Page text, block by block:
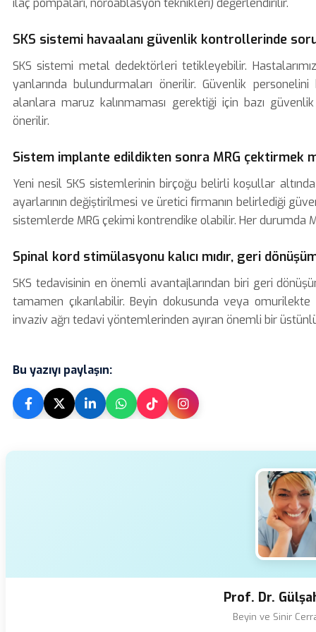
ilaç pompaları, nöroablasyon teknikleri) değerlendirilir.
SKS sistemi havaalanı güvenlik kontrollerinde
SKS sistemi metal dedektörleri tetikleyebilir.
yanlarında bulundurmaları önerilir. Güvenlik
alanlara maruz kalınmaması gerektiği için bazı
önerilir.
Sistem implante edildikten sonra MRG çektirmek
Yeni nesil SKS sistemlerinin birçoğu belirli koşullar
ayarlarının değiştirilmesi ve üretici firmanın belirlediği
sistemlerde MRG çekimi kontrendike olabilir. Her durumda
Spinal kord stimülasyonu kalıcı mıdır, geri
SKS tedavisinin en önemli avantajlarından biri geri
tamamen çıkarılabilir. Beyin dokusunda veya
invaziv ağrı tedavi yöntemlerinden ayıran önemli bir
Bu yazıyı paylaşın:
Prof. Dr.
Beyin ve Sinir